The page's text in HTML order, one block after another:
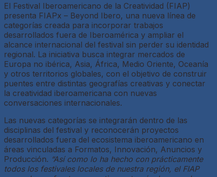
El Festival Iberoamericano de la Creatividad (FIAP)
presenta FIAPx – Beyond Ibero, una nueva línea de
categorías creada para incorporar trabajos
desarrollados fuera de Iberoamérica y ampliar el
alcance internacional del festival sin perder su identidad
regional. La iniciativa busca integrar mercados de
Europa no ibérica, Asia, África, Medio Oriente, Oceanía
y otros territorios globales, con el objetivo de construir
puentes entre distintas geografías creativas y conectar
la creatividad iberoamericana con nuevas
conversaciones internacionales.
Las nuevas categorías se integrarán dentro de las
disciplinas del festival y reconocerán proyectos
desarrollados fuera del ecosistema iberoamericano en
áreas vinculadas a Formatos, Innovación, Anuncios y
Producción. “Así como lo ha hecho con prácticamente
todos los festivales locales de nuestra región, el FIAP